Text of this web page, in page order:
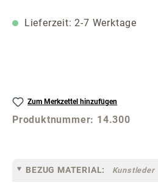
Lieferzeit: 2-7 Werktage
Zum Merkzettel hinzufügen
Produktnummer: 14.300
BEZUG MATERIAL: Kunstleder